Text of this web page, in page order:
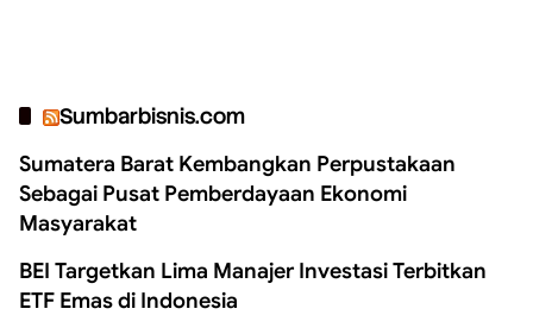
Sumbarbisnis.com
Sumatera Barat Kembangkan Perpustakaan
Sebagai Pusat Pemberdayaan Ekonomi
Masyarakat
BEI Targetkan Lima Manajer Investasi Terbitkan
ETF Emas di Indonesia